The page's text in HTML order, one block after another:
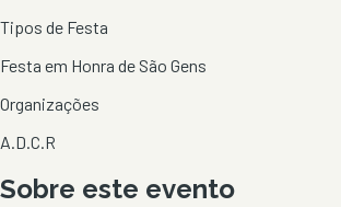
Tipos de Festa
Festa em Honra de São Gens
Organizações
A.D.C.R
Sobre este evento